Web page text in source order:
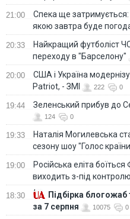
21:00
Спека ще затримується:
якою завтра буде погода
20:33
Найкращий футболіст
переходу в "Барселону"
20:00
США і Україна
Patriot, - ЗМІ
222 0
19:44 Зеленський прибув до
124 0
19:33
Наталія Могилевська
сезону шоу "Голос
19:00
Російська еліта
виходить з-під
18:30
Підбірка блогожаб
за 7 серпня
10075 0